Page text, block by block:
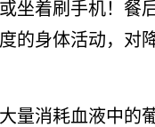
坐着刷手机！餐
的身体活动，对
量消耗血液中的